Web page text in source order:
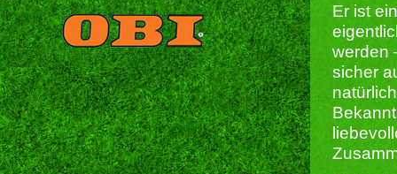
Er ist
werden
sicher